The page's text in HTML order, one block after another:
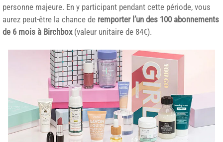
personne majeure. En y participant pendant cette période, vous
aurez peut-être la chance de remporter l’un des 100 abonnements
de 6 mois à Birchbox(valeur unitaire de 84€).